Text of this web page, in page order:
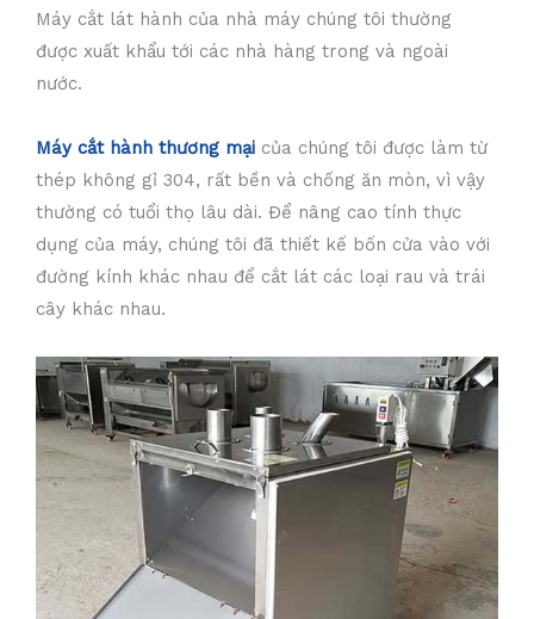
Máy cắt lát hành của nhà máy chúng tôi thường
được xuất khẩu tới các nhà hàng trong và ngoài
nước.
Máy cắt hành thương mại của chúng tôi được làm từ
thép không gỉ 304, rất bền và chống ăn mòn, vì vậy
thường có tuổi thọ lâu dài. Để nâng cao tính thực
dụng của máy, chúng tôi đã thiết kế bốn cửa vào với
đường kính khác nhau để cắt lát các loại rau và trái
cây khác nhau.